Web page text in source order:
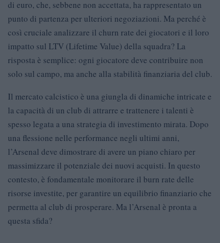
di euro, che, sebbene non accettata, ha rappresentato un
punto di partenza per ulteriori negoziazioni. Ma perché è
così cruciale analizzare il churn rate dei giocatori e il loro
impatto sul LTV (Lifetime Value) della squadra? La
risposta è semplice: ogni giocatore deve contribuire non
solo sul campo, ma anche alla stabilità finanziaria del club.
Il mercato calcistico è una giungla di dinamiche intricate e
la capacità di un club di attrarre e trattenere i talenti è
spesso legata a una strategia di investimento mirata. Dopo
una flessione nelle performance negli ultimi anni,
l’Arsenal deve dimostrare di avere un piano chiaro per
massimizzare il potenziale dei nuovi acquisti. In questo
contesto, è fondamentale monitorare il burn rate delle
risorse investite, per garantire un equilibrio finanziario che
permetta al club di prosperare. Ma l’Arsenal è pronta a
questa sfida?